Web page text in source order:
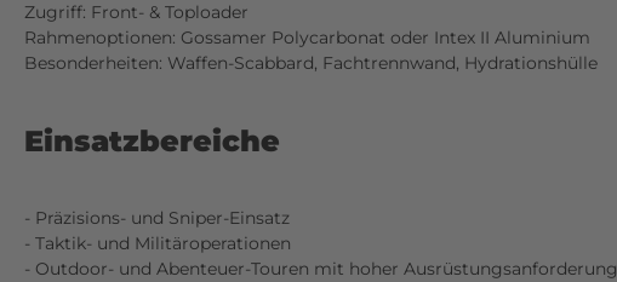
Zugriff: Front- & Toploader
Rahmenoptionen: Gossamer Polycarbonat oder Intex II Aluminium
Besonderheiten: Waffen-Scabbard, Fachtrennwand, Hydrationshülle
Einsatzbereiche
- Präzisions- und Sniper-Einsatz
- Taktik- und Militäroperationen
- Outdoor- und Abenteuer-Touren mit hoher Ausrüstungsanforderung